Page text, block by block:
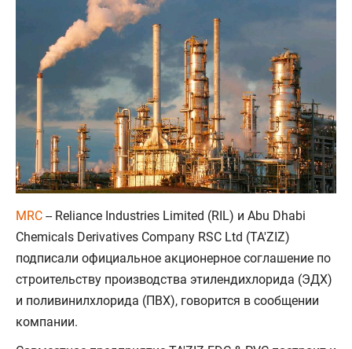
MRC -- Reliance Industries Limited (RIL) и Abu Dhabi
Chemicals Derivatives Company RSC Ltd (TA'ZIZ)
подписали официальное акционерное соглашение по
строительству производства этилендихлорида (ЭДХ)
и поливинилхлорида (ПВХ), говорится в сообщении
компании.